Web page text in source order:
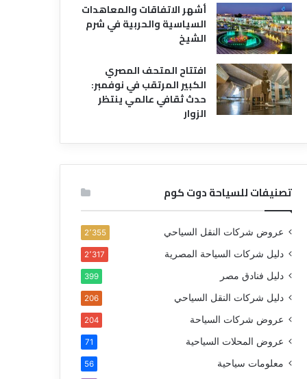
أشهر الاتفاقات والمعاهدات
السياسية والحربية في شرم
الشيخ
افتتاح المتحف المصري
الكبير المرتقب في نوفمبر:
حدث ثقافي عالمي ينتظر
الزوار
تصنيفات للسياحة دوت كوم
عروض شركات النقل السياحي 2٬355
دليل شركات السياحة المصرية 2٬317
دليل فنادق مصر 399
دليل شركات النقل السياحي 206
عروض شركات السياحة 204
عروض المحلات السياحية 71
معلومات سياحية 56